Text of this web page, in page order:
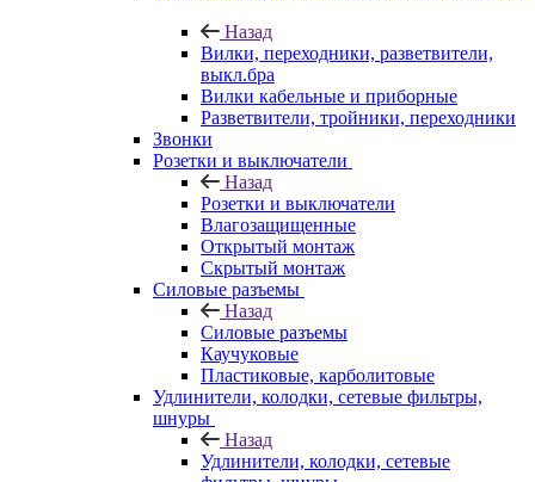
Назад
Вилки, переходники, разветвители,
выкл.бра
Вилки кабельные и приборные
Разветвители, тройники, переходники
Звонки
Розетки и выключатели
Назад
Розетки и выключатели
Влагозащищенные
Открытый монтаж
Скрытый монтаж
Силовые разъемы
Назад
Силовые разъемы
Каучуковые
Пластиковые, карболитовые
Удлинители, колодки, сетевые фильтры,
шнуры
Назад
Удлинители, колодки, сетевые